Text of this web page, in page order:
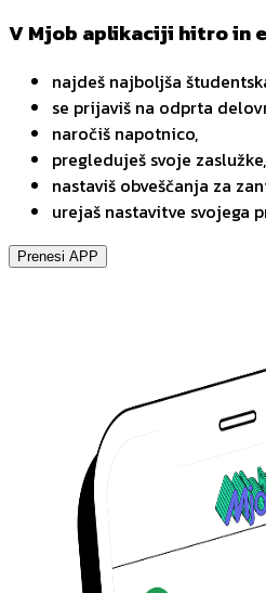
V Mjob aplikaciji hitro in
najdeš najboljša
se prijaviš na odprta
naročiš napotnico,
pregleduješ svoje zaslužke,
nastaviš obveščanja za
urejaš nastavitve svojega
Prenesi APP